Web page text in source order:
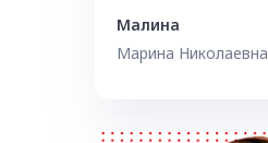
Малина
Марина Николаевна